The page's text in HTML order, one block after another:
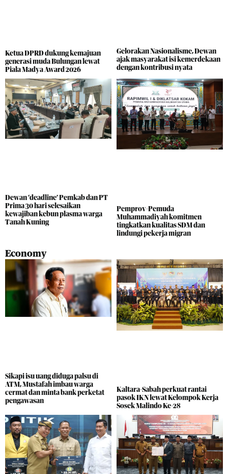
Ketua DPRD dukung kemajuan
generasi muda Bulungan lewat
Piala Madya Award 2026
Gelorakan Nasionalisme, Dewan
ajak masyarakat isi kemerdekaan
dengan kontribusi nyata
Dewan ‘deadline’ Pemkab dan PT
Prima 30 hari selesaikan
kewajiban kebun plasma warga
Tanah Kuning
Pemprov-Pemuda
Muhammadiyah komitmen
tingkatkan kualitas SDM dan
lindungi pekerja migran
Economy
Sikapi isu uang diduga palsu di
ATM, Mustafah imbau warga
cermat dan minta bank perketat
pengawasan
Kaltara-Sabah perkuat rantai
pasok IKN lewat Kelompok Kerja
Sosek Malindo Ke-28